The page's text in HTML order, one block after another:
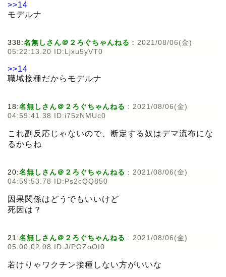
>>14
モデルナ
338:名無しさん＠２ろぐちゃんねる : 2021/08/06(金)
05:22:13.20 ID:Ljxu5yVT0
>>14
職域接種だからモデルナ
18:名無しさん＠２ろぐちゃんねる : 2021/08/06(金)
04:59:41.38 ID:i75zNMUc0
これ副反応じゃないので、断定する奴はデマ流布にな
るからね
20:名無しさん＠２ろぐちゃんねる : 2021/08/06(金)
04:59:53.78 ID:Ps2cQQ850
因果関係はどうでもいいけど
死因は？
21:名無しさん＠２ろぐちゃんねる : 2021/08/06(金)
05:00:02.08 ID:J/PGZoOI0
若けりゃワクチン接種しない方がいいな